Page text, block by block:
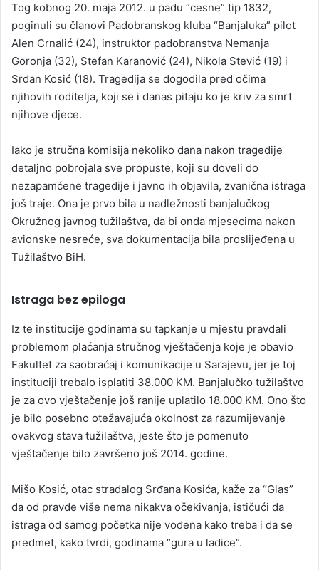
Tog kobnog 20. maja 2012. u padu “cesne” tip 1832,
poginuli su članovi Padobranskog kluba “Banjaluka” pilot
Alen Crnalić (24), instruktor padobranstva Nemanja
Goronja (32), Stefan Karanović (24), Nikola Stević (19) i
Srđan Kosić (18). Tragedija se dogodila pred očima
njihovih roditelja, koji se i danas pitaju ko je kriv za smrt
njihove djece.
Iako je stručna komisija nekoliko dana nakon tragedije
detaljno pobrojala sve propuste, koji su doveli do
nezapamćene tragedije i javno ih objavila, zvanična istraga
još traje. Ona je prvo bila u nadležnosti banjalučkog
Okružnog javnog tužilaštva, da bi onda mjesecima nakon
avionske nesreće, sva dokumentacija bila proslijeđena u
Tužilaštvo BiH.
Istraga bez epiloga
Iz te institucije godinama su tapkanje u mjestu pravdali
problemom plaćanja stručnog vještačenja koje je obavio
Fakultet za saobraćaj i komunikacije u Sarajevu, jer je toj
instituciji trebalo isplatiti 38.000 KM. Banjalučko tužilaštvo
je za ovo vještačenje još ranije uplatilo 18.000 KM. Ono što
je bilo posebno otežavajuća okolnost za razumijevanje
ovakvog stava tužilaštva, jeste što je pomenuto
vještačenje bilo završeno još 2014. godine.
Mišo Kosić, otac stradalog Srđana Kosića, kaže za “Glas”
da od pravde više nema nikakva očekivanja, ističući da
istraga od samog početka nije vođena kako treba i da se
predmet, kako tvrdi, godinama “gura u ladice”.